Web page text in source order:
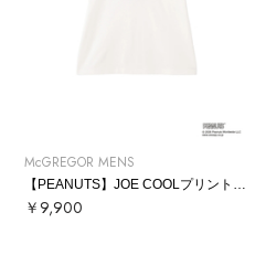
McGREGOR MENS
￥9,900